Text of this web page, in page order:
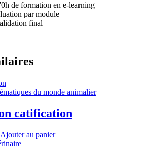
de formation en e-learning
par module
final
du monde animalier
catification
Ajouter au panier